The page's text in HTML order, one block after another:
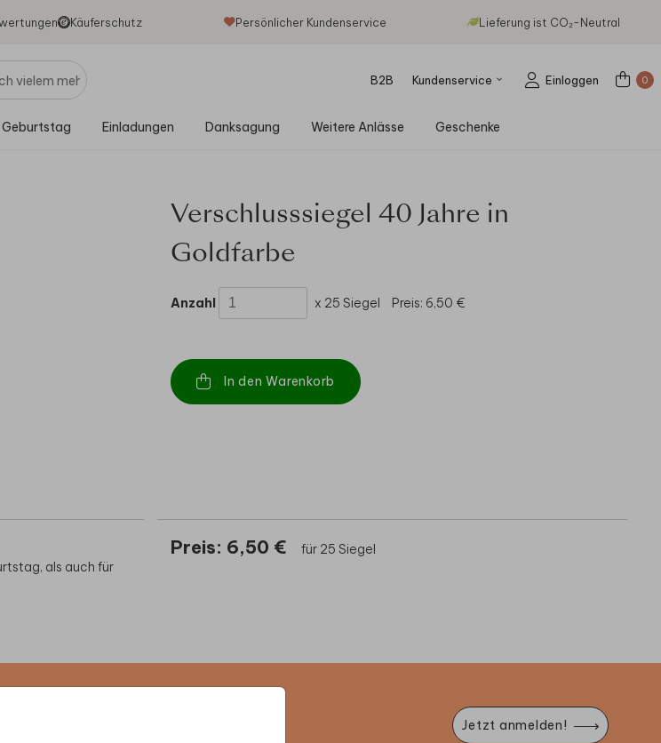
Käuferschutz Persönlicher Kundenservice Lieferung ist CO₂-Neutral
B2B Kundenservice Einloggen 0
Geburtstag Einladungen Danksagung Weitere Anlässe Geschenke
Verschlusssiegel 40 Jahre in
Goldfarbe
Anzahl x 25 Siegel Preis: 6,50 €
In den Warenkorb
als auch für
Preis: 6,50 € für 25 Siegel
Jetzt anmelden!